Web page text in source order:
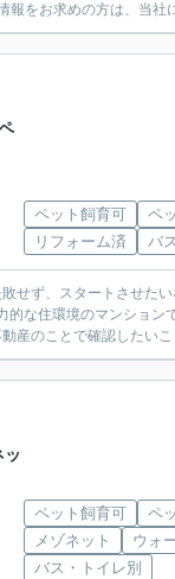
報をお求めの方は、当社
ペット飼育可 ペ
リフォーム済
バ
せず、スタートさせた
な住環境のマンション
産のことで確認したい
ッ
ペット飼育可 ペ
メゾネット
ウォ
バス・トイレ別